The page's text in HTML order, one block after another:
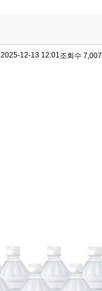
2025-12-13 12:01조회수 7,007